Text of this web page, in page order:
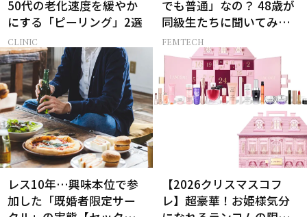
50代の老化速度を緩やか
にする「ピーリング」2選
CLINIC
でも普通」なの？ 48歳が
同級生たちに聞いてみた
ら…
FEMTECH
レス10年…興味本位で参
加した「既婚者限定サー
【2026クリスマスコフ
レ】超豪華！お姫様気分